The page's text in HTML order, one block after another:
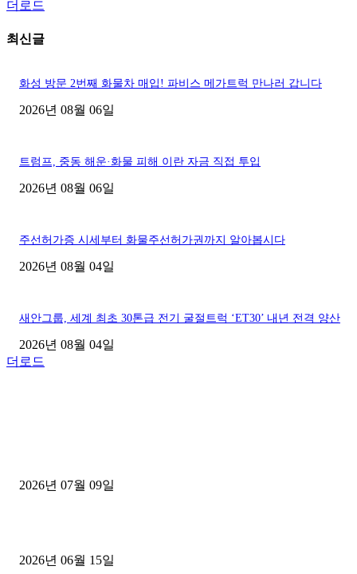
더로드
최신글
화성 방문 2번째 화물차 매입! 파비스 메가트럭 만나러 갑니다
2026년 08월 06일
트럼프, 중동 해운·화물 피해 이란 자금 직접 투입
2026년 08월 06일
주선허가증 시세부터 화물주선허가권까지 알아봅시다
2026년 08월 04일
새안그룹, 세계 최초 30톤급 전기 굴절트럭 ‘ET30’ 내년 전격 양산
2026년 08월 04일
더로드
2026년 07월 09일
2026년 06월 15일